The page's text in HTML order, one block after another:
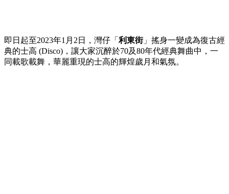
即日起至2023年1月2日，灣仔「 利東街」搖身一變成為復古經
典的士高 (Disco)，讓大家沉醉於70及80年代經典舞曲中，一
同載歌載舞，華麗重現的士高的輝煌歲月和氣氛。